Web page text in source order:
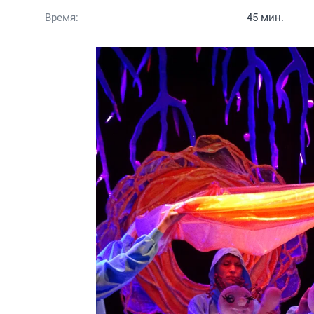
Время: 45 мин.